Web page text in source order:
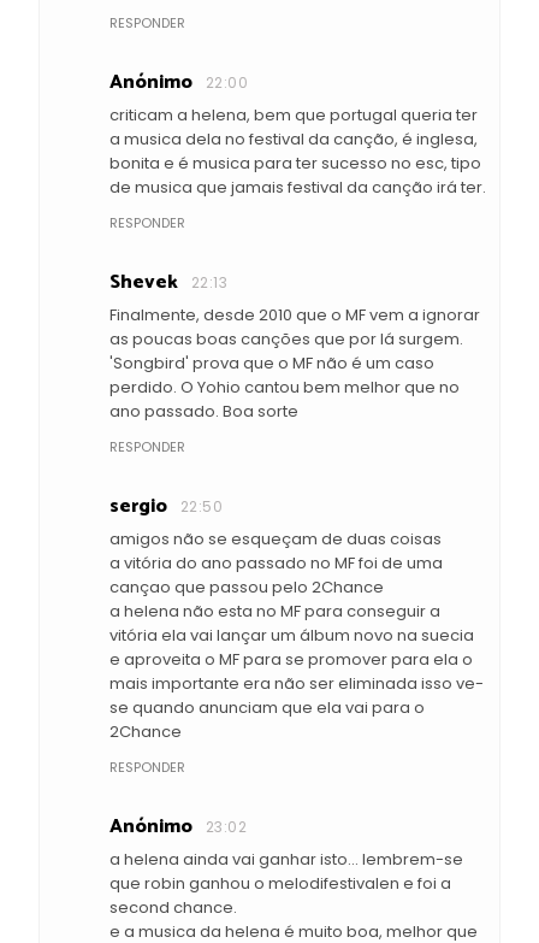
RESPONDER
Anónimo 22:00
criticam a helena, bem que portugal queria ter
a musica dela no festival da canção, é inglesa,
bonita e é musica para ter sucesso no esc, tipo
de musica que jamais festival da canção irá ter.
RESPONDER
Shevek 22:13
Finalmente, desde 2010 que o MF vem a ignorar
as poucas boas canções que por lá surgem.
'Songbird' prova que o MF não é um caso
perdido. O Yohio cantou bem melhor que no
ano passado. Boa sorte
RESPONDER
sergio 22:50
amigos não se esqueçam de duas coisas
a vitória do ano passado no MF foi de uma
cançao que passou pelo 2Chance
a helena não esta no MF para conseguir a
vitória ela vai lançar um álbum novo na suecia
e aproveita o MF para se promover para ela o
mais importante era não ser eliminada isso ve-
se quando anunciam que ela vai para o
2Chance
RESPONDER
Anónimo 23:02
a helena ainda vai ganhar isto... lembrem-se
que robin ganhou o melodifestivalen e foi a
second chance.
e a musica da helena é muito boa, melhor que